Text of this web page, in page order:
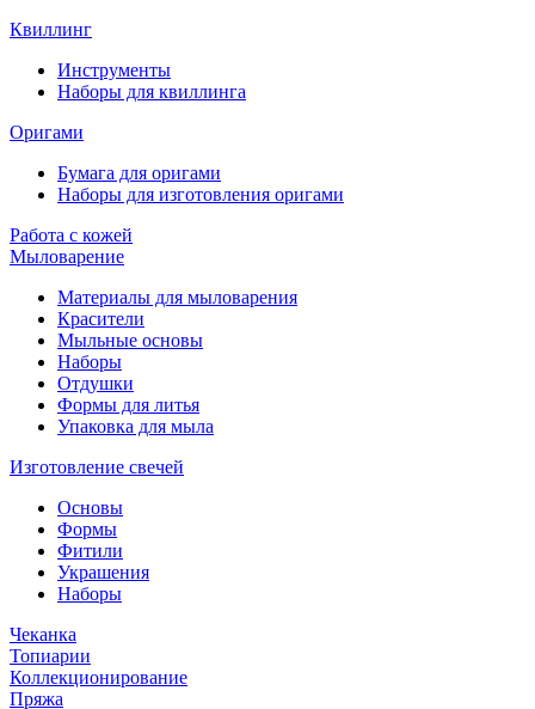
Квиллинг
Инструменты
Наборы для квиллинга
Оригами
Бумага для оригами
Наборы для изготовления оригами
Работа с кожей
Мыловарение
Материалы для мыловарения
Красители
Мыльные основы
Наборы
Отдушки
Формы для литья
Упаковка для мыла
Изготовление свечей
Основы
Формы
Фитили
Украшения
Наборы
Чеканка
Топиарии
Коллекционирование
Пряжа